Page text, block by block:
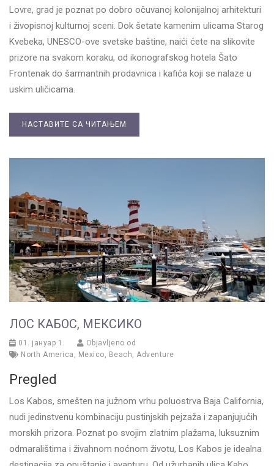
Lovre, grad je poznat po dobro očuvanoj kolonijalnoj arhitekturi
i živopisnoj kulturnoj sceni. Dok šetate kamenim ulicama Starog
Kvebeka, UNESCO-ove svetske baštine, naići ćete na slikovite
prizore na svakom koraku, od ikonografskog hotela Šato
Frontenak do šarmantnih prodavnica i kafića koji se nalaze u
uskim uličicama.
НАСТАВИТЕ СА ЧИТАЊЕМ
ЛОС КАБОС, МЕКСИКО
01. јануар 1.
Objavljeno od
North America , Mexico, Beach, Adventure
Pregled
Los Kabos, smešten na južnom vrhu poluostrva Baja California,
nudi jedinstvenu kombinaciju pustinjskih pejzaža i zapanjujućih
morskih prizora. Poznat po svojim zlatnim plažama, luksuznim
odmaralištima i živahnom noćnom životu, Los Kabos je idealna